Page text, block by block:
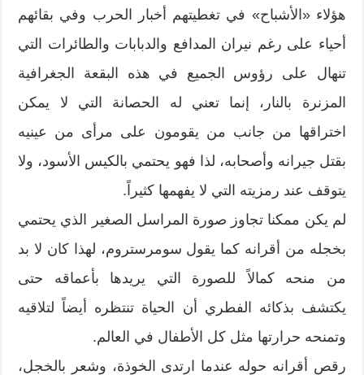
هؤلاء «الأشباح» في تغطيتهم أخبار الحرب وفي بقائهم
أحياء على رغم نيران المدافع والدبابات والطائرات التي
تنهال على رؤوس الجميع في هذه البقعة الجغرافية
المزنرة بالنار، إنما تعني له الحصانة التي لا يمكن
اختراقها من جانب من يقومون على مرأى من عينيه
بقتل جيرانه وأصحابه، لذا فهو يحتمي بالكيس الأسود، ولا
يتوقف عند رمزيته التي لا يفهمها كثيراً.
لم يكن ممكنا تجاوز صورة المراسل الصغير الذي يحتمي
بخجله من أقرانه كما يقول سومرستروم، لهذا كان لا بد
من منحه كمالاً للصورة التي يريدها بأعماقه حتى
يكتشف بذكائه الفطري أن الحياة تنتظره أيضاً لتلاقيه
وتمنحه حرارتها مثل كل الأطفال في العالم.
رقص أقرانه حوله عندما ارتدى الخوذة، وشعر بالخجل،